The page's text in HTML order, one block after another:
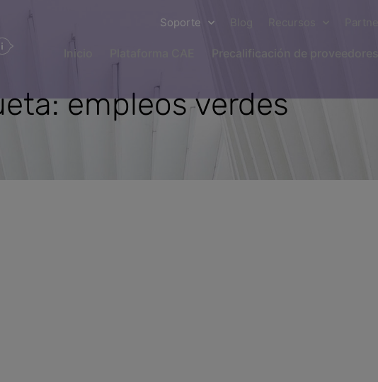
Soporte
Inicio Precalificación de proveedores
empleos verdes